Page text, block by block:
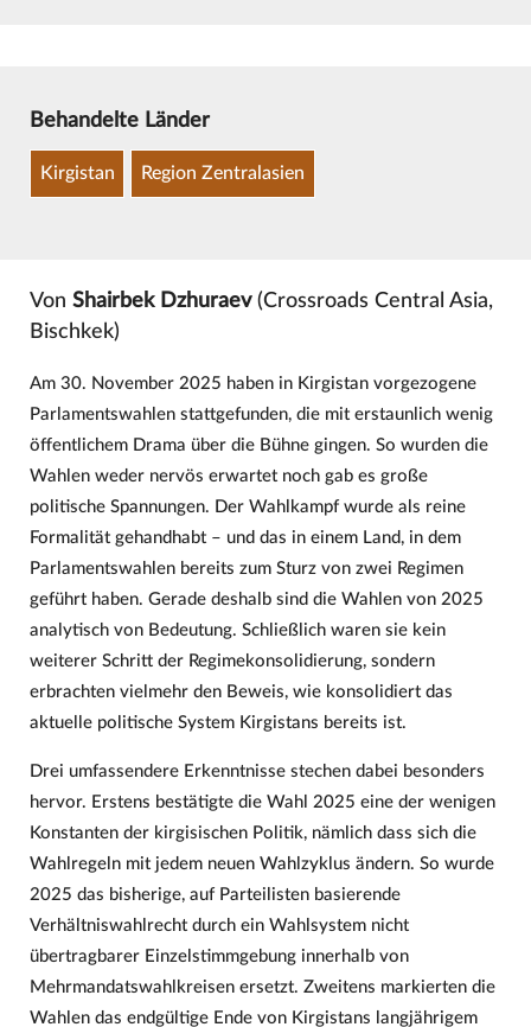
Behandelte Länder
Kirgistan Region Zentralasien
Von Shairbek Dzhuraev(Crossroads Central Asia,
Bischkek)
Am 30. November 2025 haben in Kirgistan vorgezogene
Parlamentswahlen stattgefunden, die mit erstaunlich wenig
öffentlichem Drama über die Bühne gingen. So wurden die
Wahlen weder nervös erwartet noch gab es große
politische Spannungen. Der Wahlkampf wurde als reine
Formalität gehandhabt – und das in einem Land, in dem
Parlamentswahlen bereits zum Sturz von zwei Regimen
geführt haben. Gerade deshalb sind die Wahlen von 2025
analytisch von Bedeutung. Schließlich waren sie kein
weiterer Schritt der Regimekonsolidierung, sondern
erbrachten vielmehr den Beweis, wie konsolidiert das
aktuelle politische System Kirgistans bereits ist.
Drei umfassendere Erkenntnisse stechen dabei besonders
hervor. Erstens bestätigte die Wahl 2025 eine der wenigen
Konstanten der kirgisischen Politik, nämlich dass sich die
Wahlregeln mit jedem neuen Wahlzyklus ändern. So wurde
2025 das bisherige, auf Parteilisten basierende
Verhältniswahlrecht durch ein Wahlsystem nicht
übertragbarer Einzelstimmgebung innerhalb von
Mehrmandatswahlkreisen ersetzt. Zweitens markierten die
Wahlen das endgültige Ende von Kirgistans langjährigem